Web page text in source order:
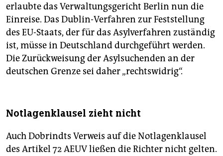
erlaubte das Verwaltungsgericht Berlin nun die
Einreise. Das Dublin-Verfahren zur Feststellung
des EU-Staats, der für das Asylverfahren zuständig
ist, müsse in Deutschland durchgeführt werden.
Die Zurückweisung der Asylsuchenden an der
deutschen Grenze sei daher „rechtswidrig“.
Notlagenklausel zieht nicht
Auch Dobrindts Verweis auf die Notlagenklausel
des Artikel 72 AEUV ließen die Richter nicht gelten.